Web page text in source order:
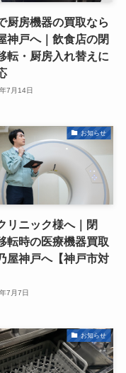
厨房機器の買取なら
神戸へ｜飲食店の閉
転・厨房入れ替えに
7月14日
お知らせ
リニック様へ｜閉
転時の医療機器買取
屋神戸へ【神戸市対
7月7日
お知らせ